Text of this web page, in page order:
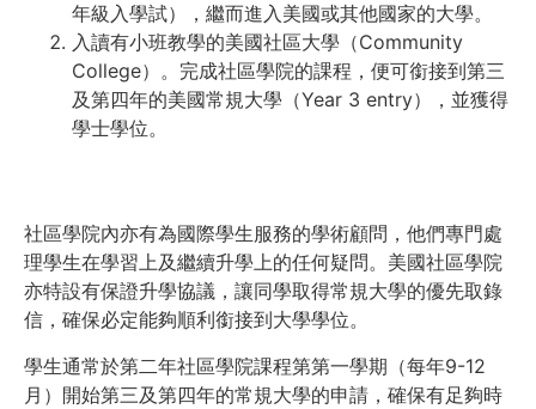
年級入學試），繼而進入美國或其他國家的大學。
入讀有小班教學的美國社區大學（Community
College）。完成社區學院的課程，便可銜接到第三
及第四年的美國常規大學（Year 3 entry），並獲得
學士學位。
社區學院內亦有為國際學生服務的學術顧問，他們專門處
理學生在學習上及繼續升學上的任何疑問。美國社區學院
亦特設有保證升學協議，讓同學取得常規大學的優先取錄
信，確保必定能夠順利銜接到大學學位。
學生通常於第二年社區學院課程第第一學期（每年9-12
月）開始第三及第四年的常規大學的申請，確保有足夠時